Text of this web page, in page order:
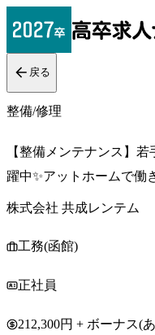
戻る
整備/修理
【整備メンテナンス】
躍中✨アットホームで働
株式会社 共成レンテム
工務(函館)
正社員
212,300円 + ボーナス(